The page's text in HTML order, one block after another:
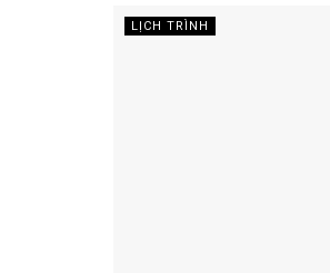
LỊCH TRÌNH